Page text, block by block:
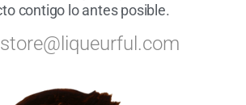
contigo lo antes posible.